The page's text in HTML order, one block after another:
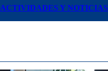
ACTIVIDADES Y NOTICIAS